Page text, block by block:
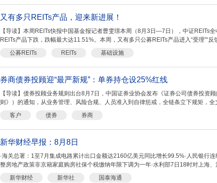
又有多只REITs产品，迎来新进展！
【导读】本周REITs快报中国基金报记者曹雯璟本周（8月3日—7日），中证REITs
REITs产品下跌，跌幅最大达11.51%。本周，又有多只公募REITs产品进入“受理”“反
公募REITs
REITs 基础设施
券商债券投顾迎“最严新规”：单券持仓设25%红线
【导读】债券投顾业务规则出台8月7日，中国证券业协会发布《证券公司债券投资
则》）的通知，从业务管理、风险合规、人员准入到自律惩戒，全链条立下规矩，
客户
债券 券商
新华财经早报：8月8日
·海关总署：1至7月集成电路累计出口金额达2160亿美元同比增长99.5%·人民银行
整房地产政策非京籍家庭购房社保个税缴纳年限下调为一年·水利部7日18时对上海
新华财经
新华社 国泰海通